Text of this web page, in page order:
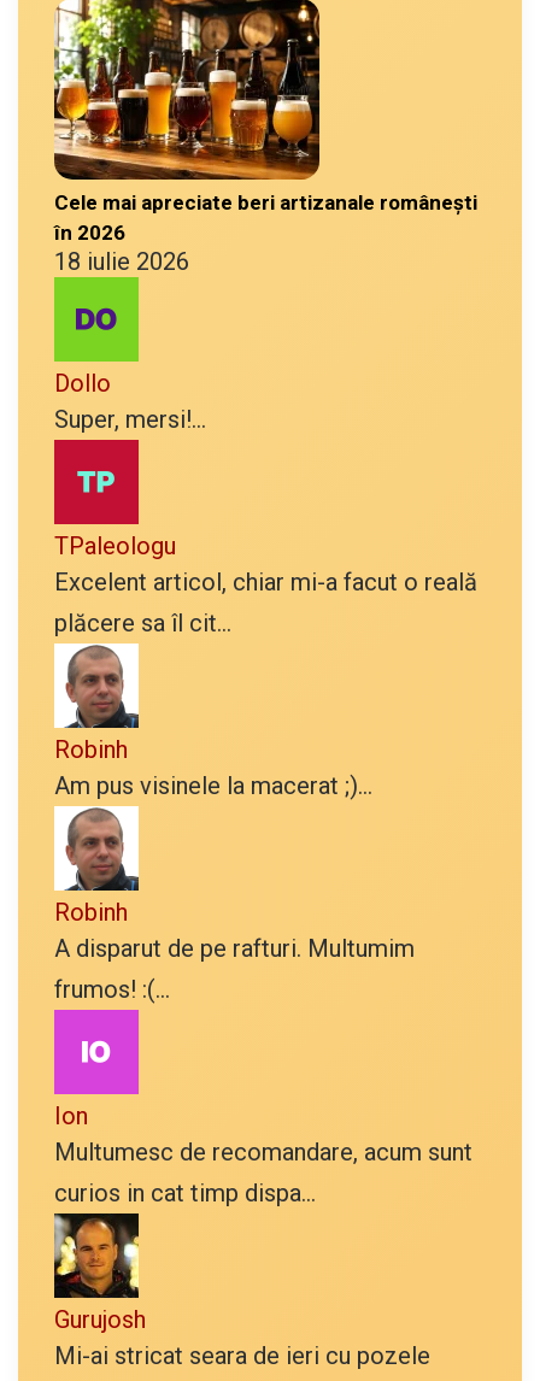
Cele mai apreciate beri artizanale românești
în 2026
18 iulie 2026
Dollo
Super, mersi!...
TPaleologu
Excelent articol, chiar mi-a facut o reală
plăcere sa îl cit...
Robinh
Am pus visinele la macerat ;)...
Robinh
A disparut de pe rafturi. Multumim
frumos! :(...
Ion
Multumesc de recomandare, acum sunt
curios in cat timp dispa...
Gurujosh
Mi-ai stricat seara de ieri cu pozele